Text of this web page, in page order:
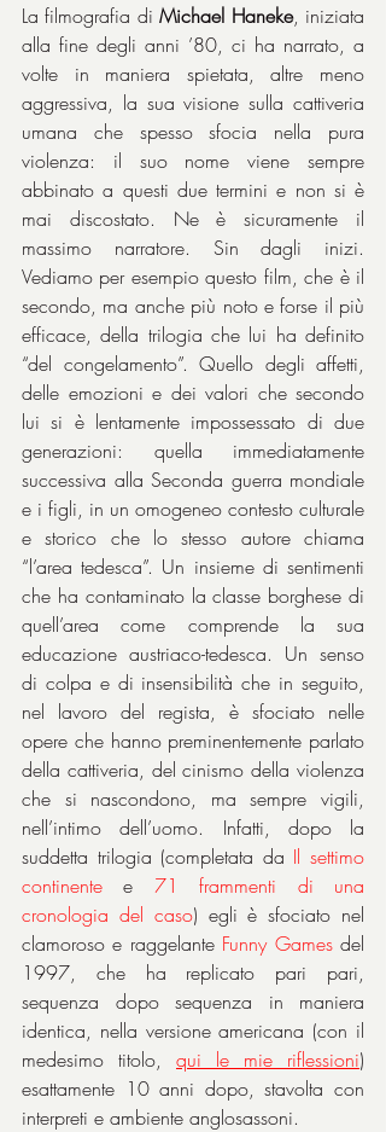
La filmografia di Michael Haneke, iniziata
alla fine degli anni ’80, ci ha narrato, a
volte in maniera spietata, altre meno
aggressiva, la sua visione sulla cattiveria
umana che spesso sfocia nella pura
violenza: il suo nome viene sempre
abbinato a questi due termini e non si è
mai discostato. Ne è sicuramente il
massimo narratore. Sin dagli inizi.
Vediamo per esempio questo film, che è il
secondo, ma anche più noto e forse il più
efficace, della trilogia che lui ha definito
“del congelamento”. Quello degli affetti,
delle emozioni e dei valori che secondo
lui si è lentamente impossessato di due
generazioni: quella immediatamente
successiva alla Seconda guerra mondiale
e i figli, in un omogeneo contesto culturale
e storico che lo stesso autore chiama
“l’area tedesca”. Un insieme di sentimenti
che ha contaminato la classe borghese di
quell’area come comprende la sua
educazione austriaco-tedesca. Un senso
di colpa e di insensibilità che in seguito,
nel lavoro del regista, è sfociato nelle
opere che hanno preminentemente parlato
della cattiveria, del cinismo della violenza
che si nascondono, ma sempre vigili,
nell’intimo dell’uomo. Infatti, dopo la
suddetta trilogia (completata da Il settimo
continente e 71 frammenti di una
cronologia del caso) egli è sfociato nel
clamoroso e raggelante Funny Games del
1997, che ha replicato pari pari,
sequenza dopo sequenza in maniera
identica, nella versione americana (con il
medesimo titolo, qui le mie riflessioni)
esattamente 10 anni dopo, stavolta con
interpreti e ambiente anglosassoni.